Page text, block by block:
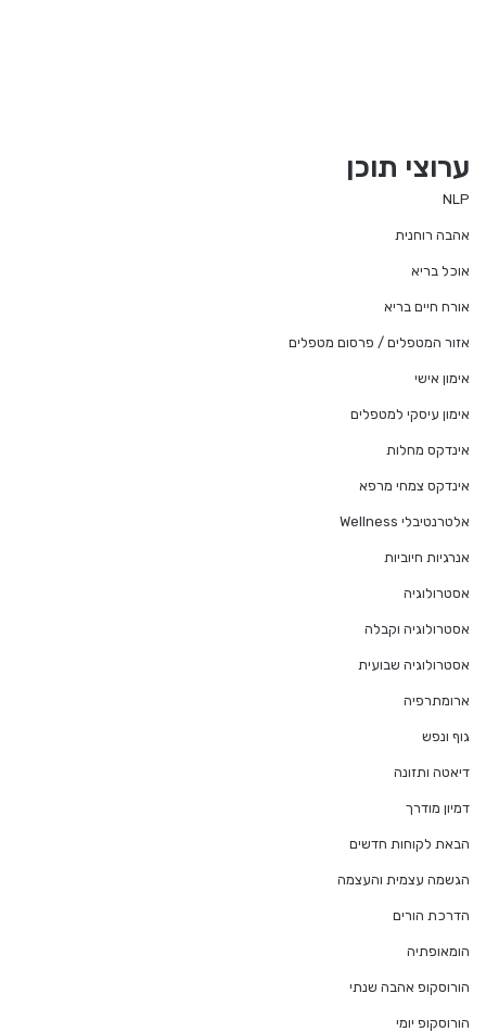
ערוצי תוכן
NLP
אהבה רוחנית
אוכל בריא
אורח חיים בריא
אזור המטפלים / פרסום מטפלים
אימון אישי
אימון עיסקי למטפלים
אינדקס מחלות
אינדקס צמחי מרפא
אלטרנטיבלי Wellness
אנרגיות חיוביות
אסטרולוגיה
אסטרולוגיה וקבלה
אסטרולוגיה שבועית
ארומתרפיה
גוף ונפש
דיאטה ותזונה
דמיון מודרך
הבאת לקוחות חדשים
הגשמה עצמית והעצמה
הדרכת הורים
הומאופתיה
הורוסקופ אהבה שנתי
הורוסקופ יומי